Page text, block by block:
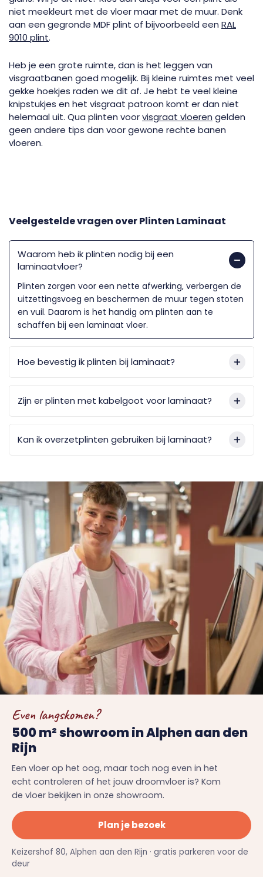
niet meekleurt met de vloer maar met de muur. Denk
aan een gegronde MDF plint of bijvoorbeeld een RAL
9010 plint.
Heb je een grote ruimte, dan is het leggen van
visgraatbanen goed mogelijk. Bij kleine ruimtes met veel
gekke hoekjes raden we dit af. Je hebt te veel kleine
knipstukjes en het visgraat patroon komt er dan niet
helemaal uit. Qua plinten voorvisgraat vloeren gelden
geen andere tips dan voor gewone rechte banen
vloeren.
Veelgestelde vragen overPlinten Laminaat
Waarom heb ik plinten nodig bij een
laminaatvloer?
Plinten zorgen voor een nette afwerking, verbergen de
uitzettingsvoeg en beschermen de muur tegen stoten
en vuil. Daarom is het handig om plinten aan te
schaffen bij een laminaat vloer.
Hoe bevestig ik plinten bij laminaat?
Zijn er plinten met kabelgoot voor laminaat?
Kan ik overzetplinten gebruiken bij laminaat?
Even langskomen?
500 m² showroom in Alphen aan den
Rijn
Een vloer op het oog, maar toch nog even in het
echt controleren of het jouw droomvloer is? Kom
de vloer bekijken in onze showroom.
Plan je bezoek
Keizershof 80, Alphen aan den Rijn · gratis parkeren voor de
deur